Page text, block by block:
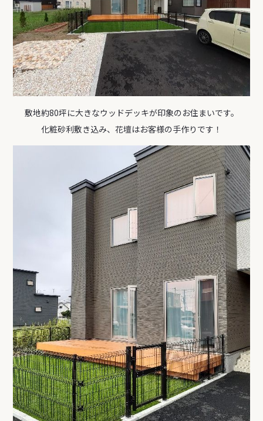
敷地約80坪に大きなウッドデッキが印象のお住まいです。
化粧砂利敷き込み、花壇はお客様の手作りです！